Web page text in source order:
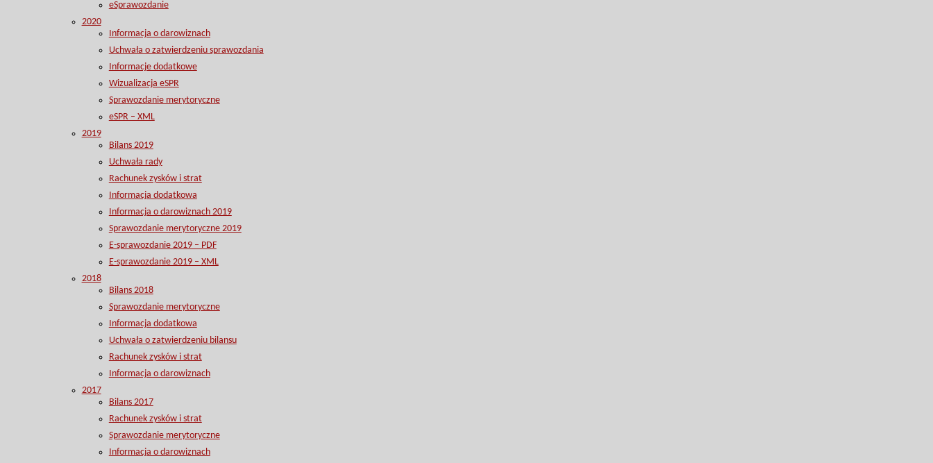
eSprawozdanie
2020
Informacja o darowiznach
Uchwała o zatwierdzeniu sprawozdania
Informacje dodatkowe
Wizualizacja eSPR
Sprawozdanie merytoryczne
eSPR – XML
2019
Bilans 2019
Uchwała rady
Rachunek zysków i strat
Informacja dodatkowa
Informacja o darowiznach 2019
Sprawozdanie merytoryczne 2019
E-sprawozdanie 2019 – PDF
E-sprawozdanie 2019 – XML
2018
Bilans 2018
Sprawozdanie merytoryczne
Informacja dodatkowa
Uchwała o zatwierdzeniu bilansu
Rachunek zysków i strat
Informacja o darowiznach
2017
Bilans 2017
Rachunek zysków i strat
Sprawozdanie merytoryczne
Informacja o darowiznach